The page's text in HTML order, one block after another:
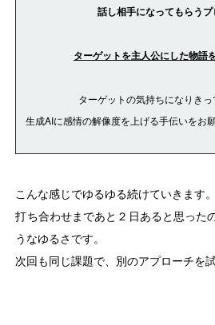
話し相手になってもらう
ターゲットを主人公にした物語
ターゲットの気持ちになりきっ
生成AIに感情の解像度を上げる手伝いをお
こんな感じでゆるゆる続けていきます。
打ち合わせまであと２日あると思った
うなゆるさです。
次回も同じ課題で、別のアプローチを